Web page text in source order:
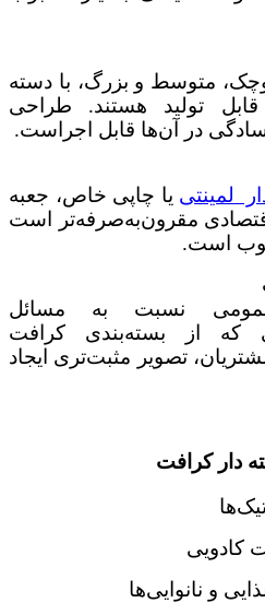
متوسط و بزرگ، با دسته‌
تولید هستند. طراحی
در آن‌ها قابل اجراست.
لمینتی یا چاپی خاص، جعبه
مقرون‌به‌صرفه‌تر است
است.
نسبت به مسائل
که از بسته‌بندی کرافت
تصویر مثبت‌تری ایجاد
دار کرافت
کادویی
و نانوایی‌ها